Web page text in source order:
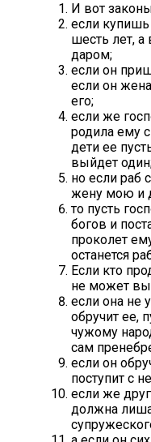
И вот
если купишь
шесть лет,
даром;
если он
если он
его;
если же
родила ему
дети ее
выйдет
но если раб
жену мою и
то пусть
богов и
проколет
останется
Если кто
не может
если она не
обручит ее,
чужому
сам
если он
поступит с
если же
должна